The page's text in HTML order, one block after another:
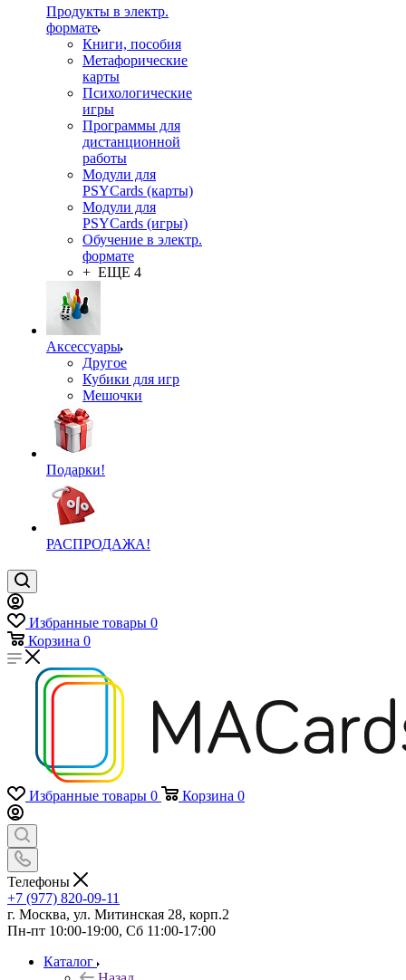
Продукты в электр.
формате
Книги, пособия
Метафорические
карты
Психологические
игры
Программы для
дистанционной
работы
Модули для
PSYCards (карты)
Модули для
PSYCards (игры)
Обучение в электр.
формате
+ ЕЩЕ 4
Аксессуары
Другое
Кубики для игр
Мешочки
Подарки!
РАСПРОДАЖА!
Избранные товары 0
Корзина 0
Избранные товары 0 Корзина 0
Телефоны
+7 (977) 820-09-11
г. Москва, ул. Митинская 28, корп.2
Пн-пт 10:00-19:00, Сб 11:00-17:00
Каталог